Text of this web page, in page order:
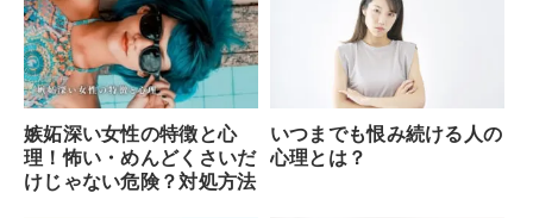
嫉妬深い女性の特徴と心
理！怖い・めんどくさいだ
けじゃない危険？対処方法
いつまでも恨み続ける人の
心理とは？